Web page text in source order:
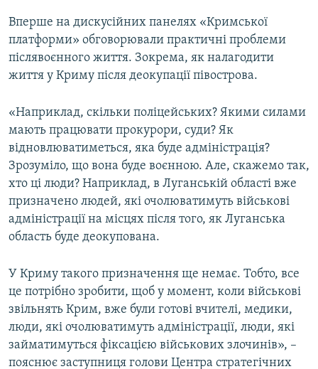
Вперше на дискусійних панелях «Кримської
платформи» обговорювали практичні проблеми
післявоєнного життя. Зокрема, як налагодити
життя у Криму після деокупації півострова.
«Наприклад, скільки поліцейських? Якими силами
мають працювати прокурори, суди? Як
відновлюватиметься, яка буде адміністрація?
Зрозуміло, що вона буде воєнною. Але, скажемо так,
хто ці люди? Наприклад, в Луганській області вже
призначено людей, які очолюватимуть військові
адміністрації на місцях після того, як Луганська
область буде деокупована.
У Криму такого призначення ще немає. Тобто, все
це потрібно зробити, щоб у момент, коли військові
звільнять Крим, вже були готові вчителі, медики,
люди, які очолюватимуть адміністрації, люди, які
займатимуться фіксацією військових злочинів», –
пояснює заступниця голови Центра стратегічних